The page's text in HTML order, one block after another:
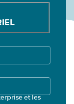
et les